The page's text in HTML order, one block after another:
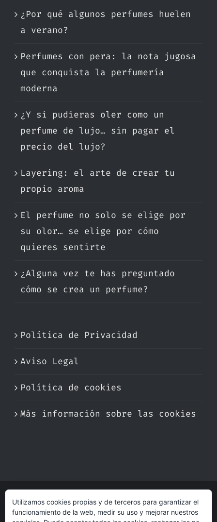
¿Por qué algunos perfumes huelen
a verano?
Perfumes con pera: la nota jugosa
que conquista la perfumería
moderna
¿Y si pudieras oler como un
perfume de lujo… sin pagar el
precio del lujo?
Layering: el arte de crear tu
propio aroma
El perfume no solo se elige por
su olor… se elige por cómo
quieres sentirte
¿Alguna vez te has preguntado
cómo se crea un perfume?
Política de Privacidad
Aviso Legal
Política de cookies
Más información sobre las cookies
© Copyright 2017 -2026 | Perfumare
| Derechos Reservados | Hecho con cariño
Utilizamos cookies propias y de terceros para garantizar el
funcionamiento de la web, medir su uso y mejorar nuestros